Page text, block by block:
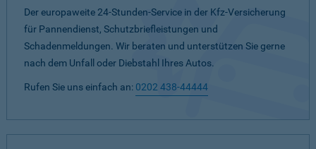
Der europaweite 24-Stunden-Service in der Kfz-Versicherung
für Pannendienst, Schutzbriefleistungen und
Schadenmeldungen. Wir beraten und unterstützen Sie gerne
nach dem Unfall oder Diebstahl Ihres Autos.
Rufen Sie uns einfach an: 0202 438-44444